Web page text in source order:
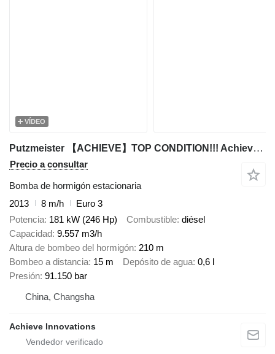
VÍDEO
Putzmeister 【ACHIEVE】TOP CONDITION!!! Achieve Customized Products putzmeist
Precio a consultar
Bomba de hormigón estacionaria
2013
8 m/h
Euro 3
Potencia 181 kW (246 Hp) Combustible diésel
Capacidad 9.557 m3/h
Altura de bombeo del hormigón 210 m
Bombeo a distancia 15 m Depósito de agua 0,6 l
Presión 91.150 bar
China, Changsha
Achieve Innovations